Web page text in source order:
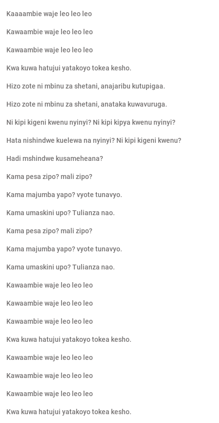
Kaaaambie waje leo leo leo
Kawaambie waje leo leo leo
Kawaambie waje leo leo leo
Kwa kuwa hatujui yatakoyo tokea kesho.
Hizo zote ni mbinu za shetani, anajaribu kutupigaa.
Hizo zote ni mbinu za shetani, anataka kuwavuruga.
Ni kipi kigeni kwenu nyinyi? Ni kipi kipya kwenu nyinyi?
Hata nishindwe kuelewa na nyinyi? Ni kipi kigeni kwenu?
Hadi mshindwe kusameheana?
Kama pesa zipo? mali zipo?
Kama majumba yapo? vyote tunavyo.
Kama umaskini upo? Tulianza nao.
Kama pesa zipo? mali zipo?
Kama majumba yapo? vyote tunavyo.
Kama umaskini upo? Tulianza nao.
Kawaambie waje leo leo leo
Kawaambie waje leo leo leo
Kawaambie waje leo leo leo
Kwa kuwa hatujui yatakoyo tokea kesho.
Kawaambie waje leo leo leo
Kawaambie waje leo leo leo
Kawaambie waje leo leo leo
Kwa kuwa hatujui yatakoyo tokea kesho.